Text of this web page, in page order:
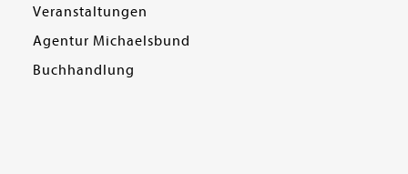
Veranstaltungen
Agentur Michaelsbund
Buchhandlung